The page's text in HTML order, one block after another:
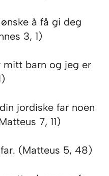
å få gi deg
3, 1)
barn og jeg er
jordiske far noen
7, 11)
(Matteus 5, 48)